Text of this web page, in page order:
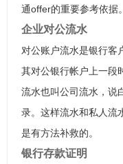
通offer的重要参考依据。
企业对公流水
对公账户流水是银行客
其对公银行帐户上一段
流水也叫公司流水，说
录。这样流水和私人流
是有方法补救的。
银行存款证明